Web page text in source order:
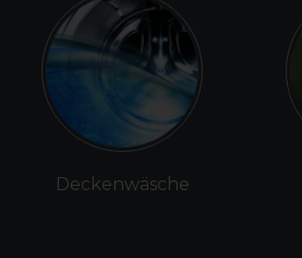
Deckenwäsche